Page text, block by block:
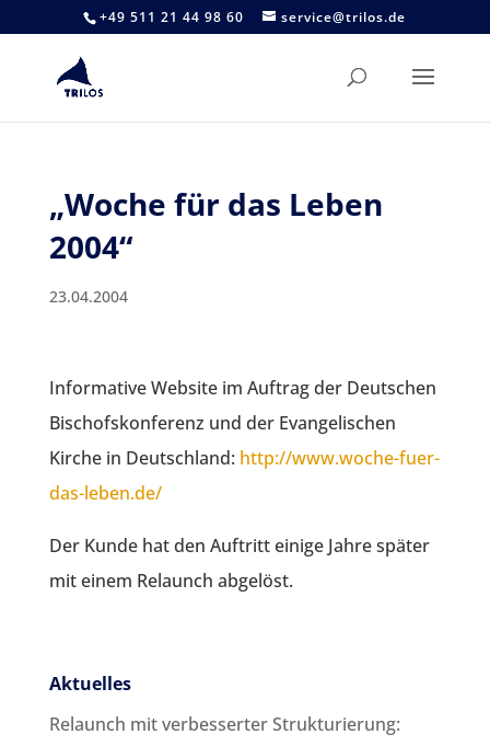
+49 511 21 44 98 60 service@trilos.de
„Woche für das Leben
2004“
23.04.2004
Informative Website im Auftrag der Deutschen
Bischofskonferenz und der Evangelischen
Kirche in Deutschland: http://www.woche-fuer-
das-leben.de/
Der Kunde hat den Auftritt einige Jahre später
mit einem Relaunch abgelöst.
Aktuelles
Relaunch mit verbesserter Strukturierung: